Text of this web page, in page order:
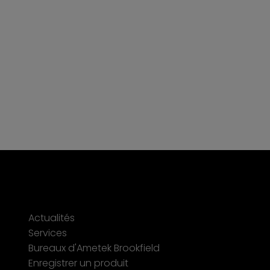
Actualités
Services
Bureaux d'Ametek Brookfield
Enregistrer un produit